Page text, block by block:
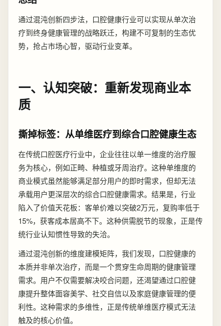
通过混沌创新四步法，口腔健康行业可以实现从单次治
疗到终身健康管理的战略跃迁，构建不可复制的生态优
势，抢占市场心智，驱动行业变革。
一、认知突破：重新发现商业本
质
撕掉标签：从单维医疗到综合口腔健康生态
在传统口腔医疗行业中，企业往往以单一维度的治疗服
务为核心，例如正畸、种植或牙周治疗。这种单维度的
商业模式虽然能够满足部分用户的即时需求，但却无法
承载用户更深层次的综合口腔健康需求。结果是，行业
陷入了价值天花板：客单价难以突破2万元，复购率低于
15%，获客成本居高不下。这种供需脱节的现象，正是传
统行业认知惯性导致的失洽。
通过混沌创新的维度建模矩阵，我们发现，口腔健康的
本质并非单次治疗，而是一个贯穿生命周期的健康管理
需求。用户不仅需要解决咬合问题，还渴望通过口腔健
康提升整体面容美学、社交自信以及家庭健康管理的便
利性。这种需求的多维性，正是传统单维医疗模式无法
触及的核心价值。